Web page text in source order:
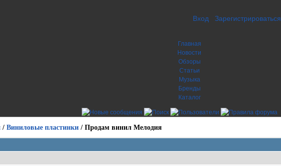
Вход Зарегистрироваться
Главная
Новости
Обзоры
Статьи
Музыка
Бренды
Каталог
/ Виниловые пластинки / Продам винил Мелодия